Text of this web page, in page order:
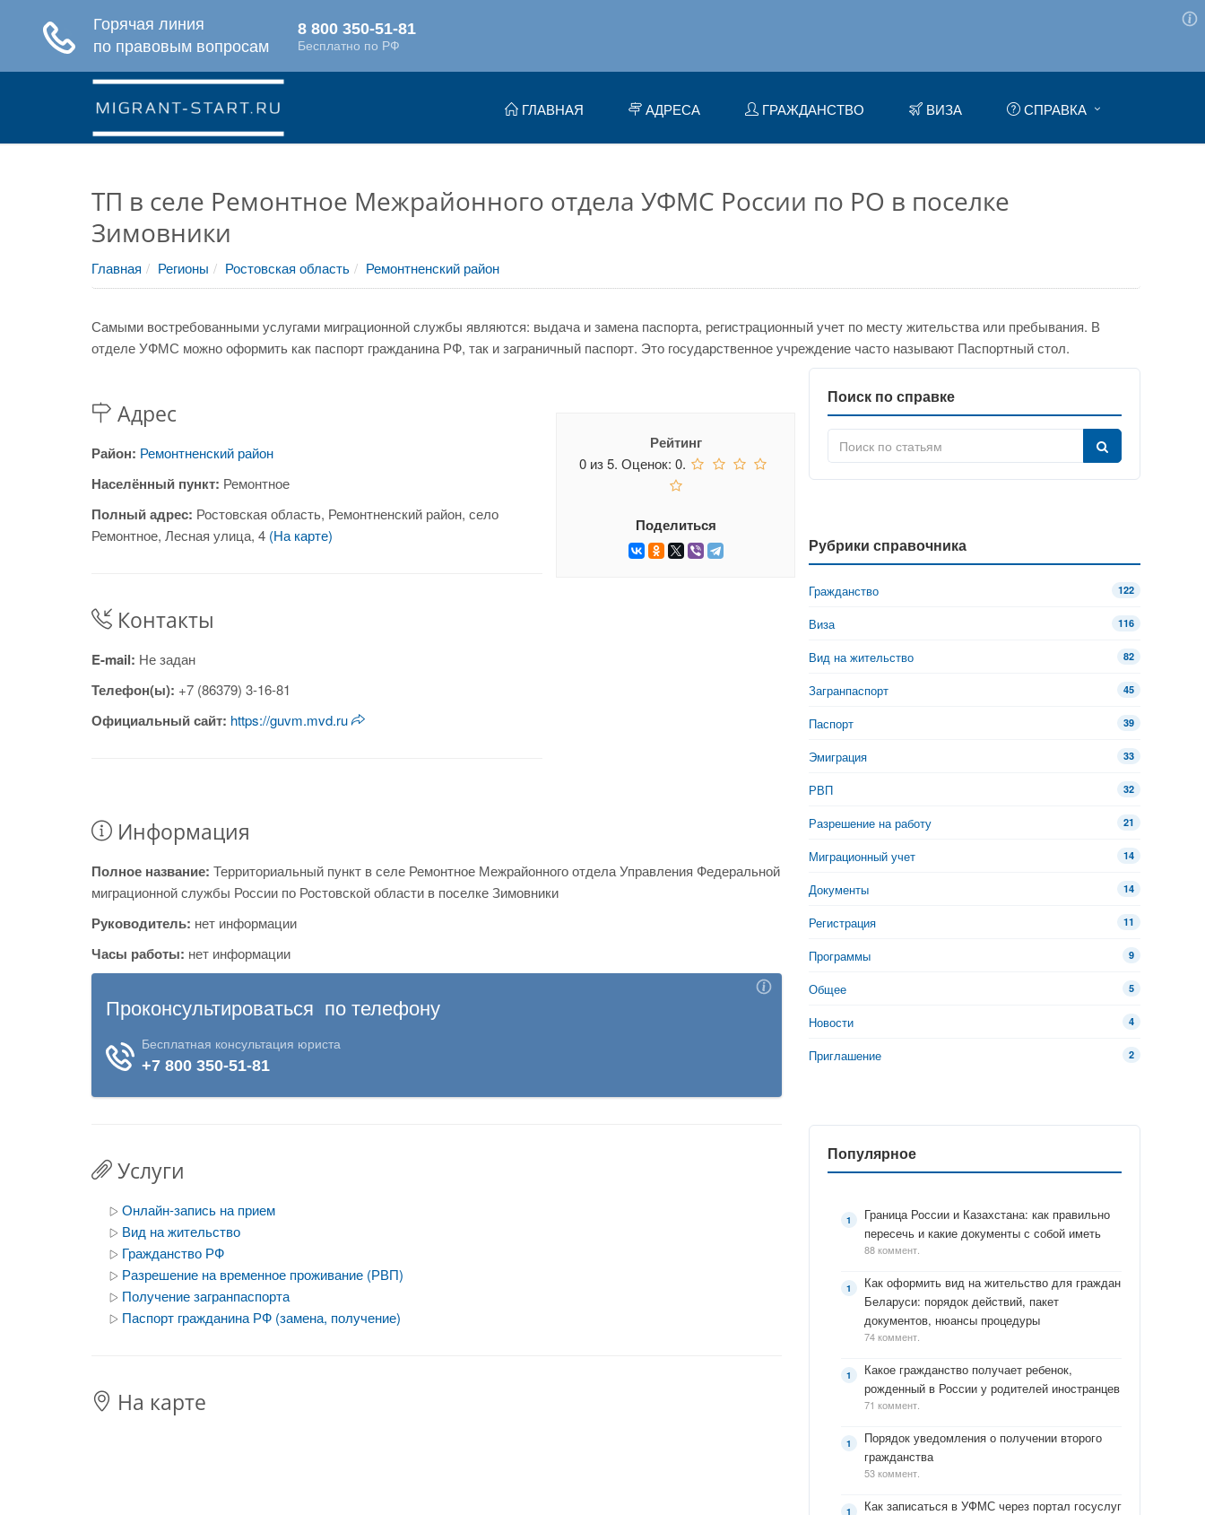
ГЛАВНАЯ АДРЕСА ГРАЖДАНСТВО ВИЗА СПРАВКА
ТП в селе Ремонтное Межрайонного отдела УФМС России по РО в поселке
Зимовники
Главная Регионы Ростовская область Ремонтненский район
Самыми востребованными услугами миграционной службы являются: выдача и замена паспорта, регистрационный учет по месту жительства или пребывания. В
отделе УФМС можно оформить как паспорт гражданина РФ, так и заграничный паспорт. Это государственное учреждение часто называют Паспортный стол.
Адрес
Район: Ремонтненский район
Населённый пункт: Ремонтное
Полный адрес: Ростовская область, Ремонтненский район, село
Ремонтное, Лесная улица, 4 (На карте)
Контакты
E-mail: Не задан
Телефон(ы): +7 (86379) 3-16-81
Официальный сайт: https://guvm.mvd.ru
Рейтинг
0из5. Оценок: 0.
Поделиться
Информация
Полное название: Территориальный пункт в селе Ремонтное Межрайонного отдела Управления Федеральной
миграционной службы России по Ростовской области в поселке Зимовники
Руководитель: нет информации
Часы работы: нет информации
Услуги
Онлайн-запись на прием
Вид на жительство
Гражданство РФ
Разрешение на временное проживание (РВП)
Получение загранпаспорта
Паспорт гражданина РФ (замена, получение)
На карте
Поиск по справке
Рубрики справочника
Гражданство 122
Виза 116
Вид на жительство 82
Загранпаспорт 45
Паспорт 39
Эмиграция 33
РВП 32
Разрешение на работу 21
Миграционный учет 14
Документы 14
Регистрация 11
Программы 9
Общее 5
Новости 4
Приглашение 2
Популярное
Граница России и Казахстана: как правильно
пересечь и какие документы с собой иметь
88 коммент.
Как оформить вид на жительство для граждан
Беларуси: порядок действий, пакет
документов, нюансы процедуры
74 коммент.
Какое гражданство получает ребенок,
рожденный в России у родителей иностранцев
71 коммент.
Порядок уведомления о получении второго
гражданства
53 коммент.
Как записаться в УФМС через портал госуслуг